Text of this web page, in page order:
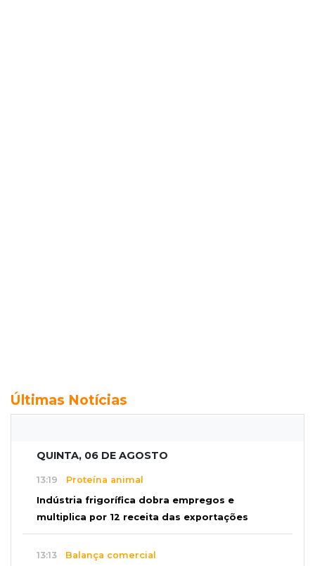
Últimas Notícias
QUINTA, 06 DE AGOSTO
13:19 Proteína animal
Indústria frigorífica dobra empregos e
multiplica por 12 receita das exportações
13:13 Balança comercial